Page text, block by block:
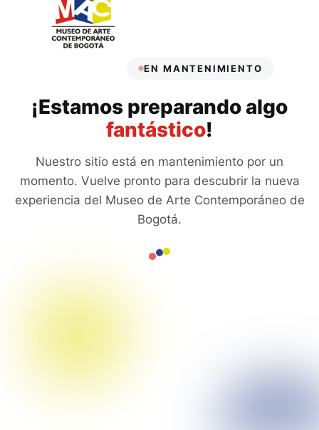
EN MANTENIMIENTO
¡Estamos preparando algo
fantástico!
Nuestro sitio está en mantenimiento por un
momento. Vuelve pronto para descubrir la nueva
experiencia del Museo de Arte Contemporáneo de
Bogotá.